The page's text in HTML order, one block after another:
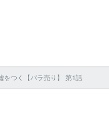
をつく【バラ売り】 第1話